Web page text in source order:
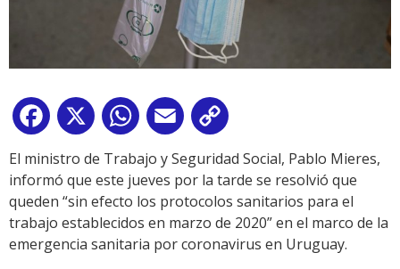
Facebook
X WhatsApp
Email
Link
El ministro de Trabajo y Seguridad Social, Pablo Mieres,
informó que este jueves por la tarde se resolvió que
queden “sin efecto los protocolos sanitarios para el
trabajo establecidos en marzo de 2020” en el marco de la
emergencia sanitaria por coronavirus en Uruguay.